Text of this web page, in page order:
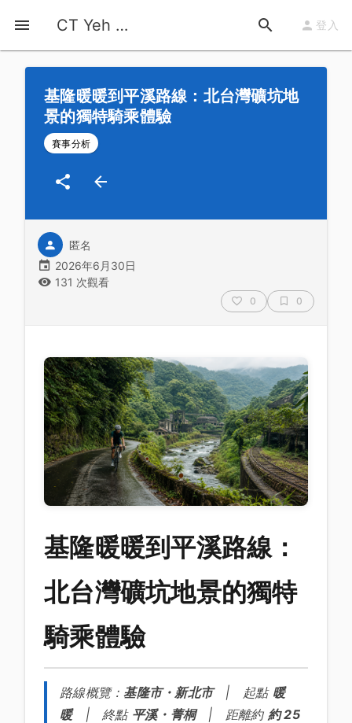
CT Yeh 公路車基地 登入
首頁 運動知識
基隆暖暖到平溪路線：北台灣礦坑地
景的獨特騎乘體驗
賽事分析
匿名
2026年6月30日
131 次觀看
0 0
基隆暖暖到平溪路線：
北台灣礦坑地景的獨特
騎乘體驗
路線概覽：基隆市・新北市| 起點 暖
暖| 終點 平溪・菁桐| 距離約 約 25